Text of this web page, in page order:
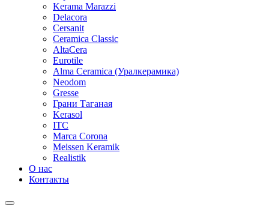
Kerama Marazzi
Delacora
Cersanit
Ceramica Classic
AltaCera
Eurotile
Alma Ceramica (Уралкерамика)
Neodom
Gresse
Грани Таганая
Kerasol
ITC
Marca Corona
Meissen Keramik
Realistik
О нас
Контакты